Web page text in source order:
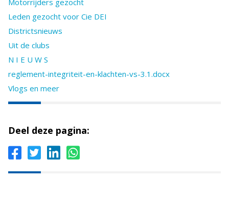
Leden gezocht voor Cie DEI
Districtsnieuws
Uit de clubs
N I E U W S
reglement-integriteit-en-klachten-vs-3.1.docx
Vlogs en meer
Deel deze pagina: